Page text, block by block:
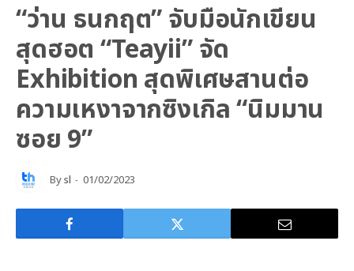
“ว่าน ธนกฤต” จับมือนักเขียน
สุดฮอต “Teayii” จัด
Exhibition สุดพิเศษสานต่อ
ความเหงาจากซิงเกิล “นิมมาน
ซอย 9”
Bysl 01/02/2023